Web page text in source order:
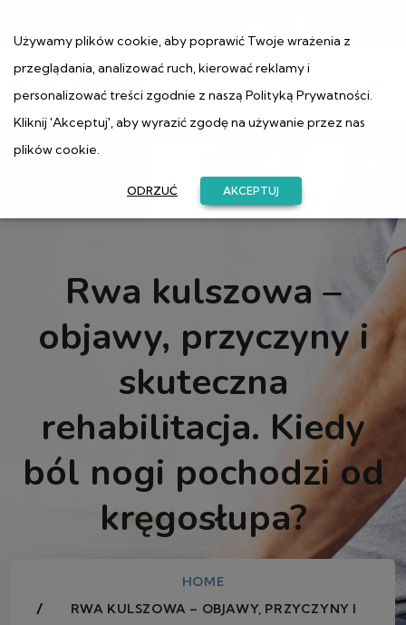
Rwa kulszowa –
objawy, przyczyny i
skuteczna
rehabilitacja. Kiedy
ból nogi pochodzi od
kręgosłupa?
HOME
RWA KULSZOWA – OBJAWY, PRZYCZYNY I
Używamy plików cookie, aby poprawić Twoje wrażenia z
przeglądania, analizować ruch, kierować reklamy i
personalizować treści zgodnie z naszą Polityką Prywatności.
Kliknij 'Akceptuj', aby wyrazić zgodę na używanie przez nas
plików cookie.
ODRZUĆ AKCEPTUJ